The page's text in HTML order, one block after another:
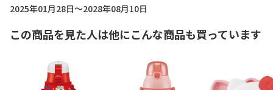
2025年01月28日～2028年08月10日
この商品を見た人は他にこんな商品も買っています